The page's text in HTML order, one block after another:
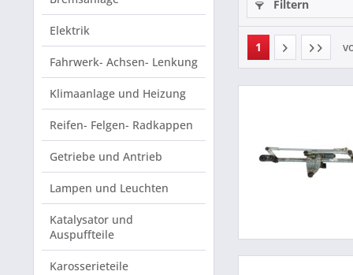
Elektrik
Fahrwerk- Achsen- Lenkung
Klimaanlage und Heizung
Reifen- Felgen- Radkappen
Getriebe und Antrieb
Lampen und Leuchten
Katalysator und
Auspuffteile
Karosserieteile
Filtern
1